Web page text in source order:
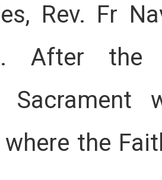
Rev. Fr
After
where the